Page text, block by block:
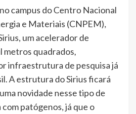
campus do Centro Nacional
e Materiais (CNPEM),
um acelerador de
metros quadrados,
infraestrutura de pesquisa já
A estrutura do Sirius ficará
novidade nesse tipo de
patógenos, já que o